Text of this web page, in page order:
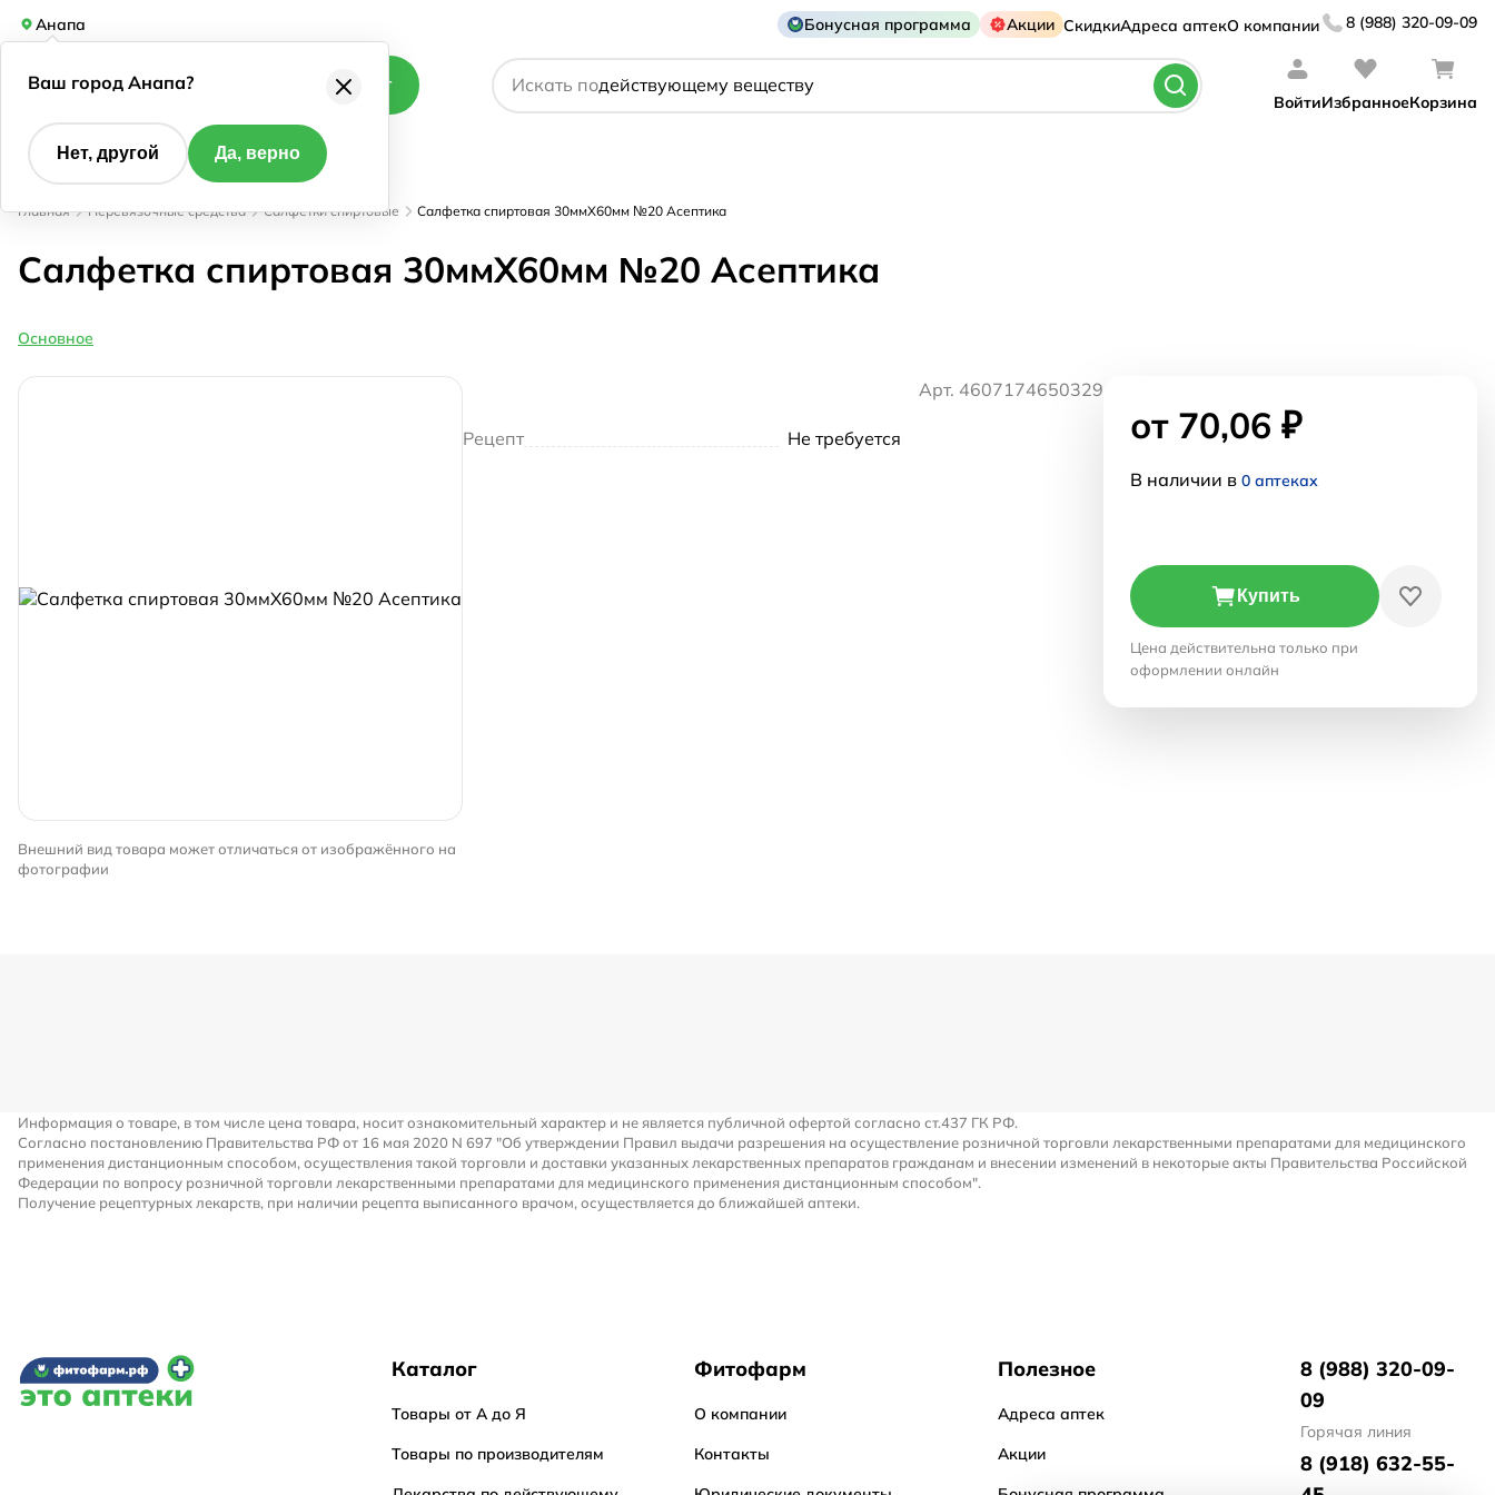
Анапа Бонусная программа Акции СкидкиАдреса аптекО компании 8 (988) 320-09-09
Каталог Искать по
названию препарата
действующему веществу
ВойтиИзбранноеКорзина
Главная Перевязочные средства Салфетки спиртовые Салфетка спиртовая 30ммX60мм №20 Асептика
Салфетка спиртовая 30ммX60мм №20 Асептика
Основное
Внешний вид товара может отличаться от изображённого на
фотографии
Арт. 4607174650329
Рецепт Не требуется от 70,06 ₽
В наличии в 0 аптеках
Купить
Цена действительна только при
оформлении онлайн
Информация о товаре, в том числе цена товара, носит ознакомительный характер и не является публичной офертой согласно ст.437 ГК РФ.
Согласно постановлению Правительства РФ от 16 мая 2020 N 697 "Об утверждении Правил выдачи разрешения на осуществление розничной торговли лекарственными препаратами для медицинского
применения дистанционным способом, осуществления такой торговли и доставки указанных лекарственных препаратов гражданам и внесении изменений в некоторые акты Правительства Российской
Федерации по вопросу розничной торговли лекарственными препаратами для медицинского применения дистанционным способом".
Получение рецептурных лекарств, при наличии рецепта выписанного врачом, осуществляется до ближайшей аптеки.
Каталог
Товары от А до Я
Товары по производителям
Фитофарм
О компании
Контакты
Полезное
Адреса аптек
Акции
8 (988) 320-09-
09
Горячая линия
8 (918) 632-55-
Ваш город Анапа?
Нет, другой Да, верно